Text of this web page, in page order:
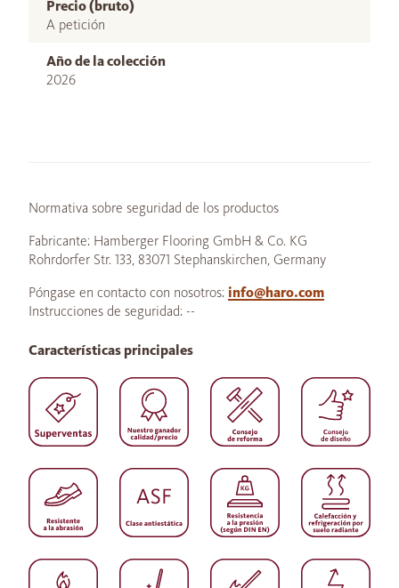
Precio (bruto)
A petición
Año de la colección
2026
Normativa sobre seguridad de los productos
Fabricante: Hamberger Flooring GmbH & Co. KG
Rohrdorfer Str. 133, 83071 Stephanskirchen, Germany
Póngase en contacto con nosotros: info@haro.com
Instrucciones de seguridad: --
Características principales